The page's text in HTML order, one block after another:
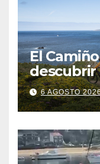
El
descubrir
través de
6 AGOSTO